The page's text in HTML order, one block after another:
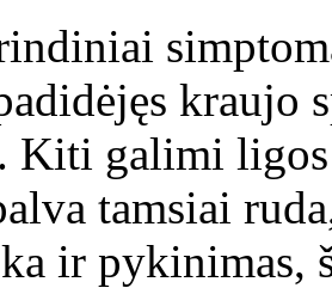
kraujo
Kiti galimi
tamsiai
ir pykinimas,